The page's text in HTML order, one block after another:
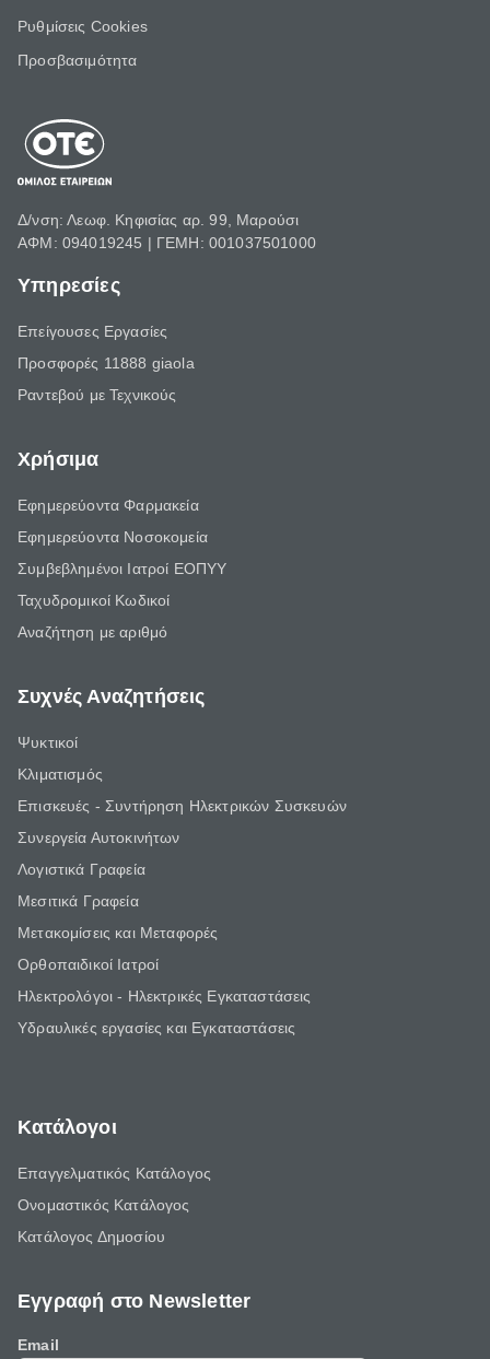
Ρυθμίσεις Cookies
Προσβασιμότητα
Δ/νση: Λεωφ. Κηφισίας αρ. 99, Μαρούσι
ΑΦΜ: 094019245 | ΓΕΜΗ: 001037501000
Υπηρεσίες
Επείγουσες Εργασίες
Προσφορές 11888 giaola
Ραντεβού με Τεχνικούς
Χρήσιμα
Εφημερεύοντα Φαρμακεία
Εφημερεύοντα Νοσοκομεία
Συμβεβλημένοι Ιατροί ΕΟΠΥΥ
Ταχυδρομικοί Κωδικοί
Αναζήτηση με αριθμό
Συχνές Αναζητήσεις
Ψυκτικοί
Κλιματισμός
Επισκευές - Συντήρηση Ηλεκτρικών Συσκευών
Συνεργεία Αυτοκινήτων
Λογιστικά Γραφεία
Μεσιτικά Γραφεία
Μετακομίσεις και Μεταφορές
Ορθοπαιδικοί Ιατροί
Ηλεκτρολόγοι - Ηλεκτρικές Εγκαταστάσεις
Υδραυλικές εργασίες και Εγκαταστάσεις
Κατάλογοι
Επαγγελματικός Κατάλογος
Ονομαστικός Κατάλογος
Κατάλογος Δημοσίου
Εγγραφή στο Newsletter
Email